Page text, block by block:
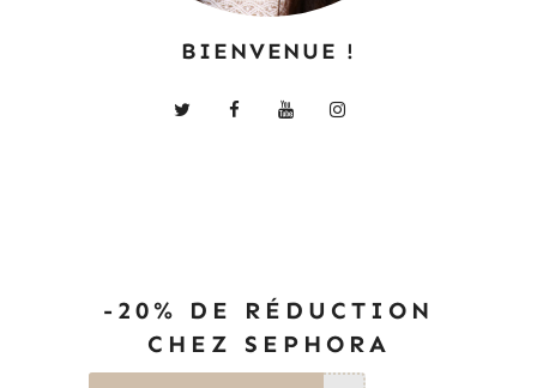
BIENVENUE !
-20% DE RÉDUCTION
CHEZ SEPHORA